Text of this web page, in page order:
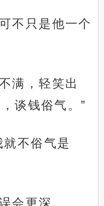
不只是他一个
满，轻笑出
谈钱俗气。”
不俗气是
会更深。